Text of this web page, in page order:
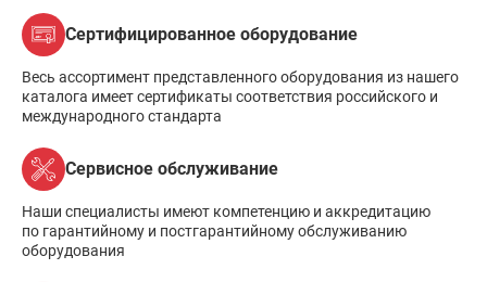
Сертифицированное оборудование
Весь ассортимент представленного оборудования из нашего
каталога имеет сертификаты соответствия российского и
международного стандарта
Сервисное обслуживание
Наши специалисты имеют компетенцию и аккредитацию
по гарантийному и постгарантийному обслуживанию
оборудования